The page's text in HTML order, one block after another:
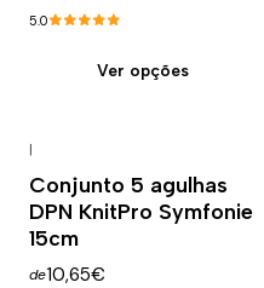
5.0
Ver opções
|
Conjunto 5 agulhas
DPN KnitPro Symfonie
15cm
de10,65€